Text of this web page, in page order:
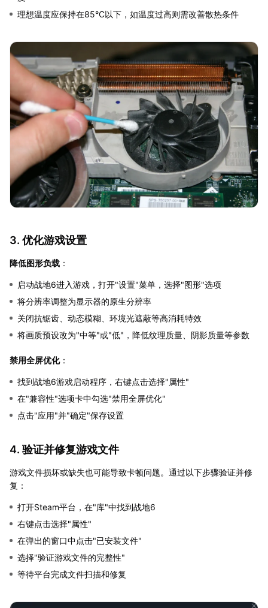
理想温度应保持在85°C以下，如温度过高则需改善散热条件
3. 优化游戏设置
降低图形负载 ：
启动战地6进入游戏，打开"设置"菜单，选择"图形"选项
将分辨率调整为显示器的原生分辨率
关闭抗锯齿、动态模糊、环境光遮蔽等高消耗特效
将画质预设改为"中等"或"低"，降低纹理质量、阴影质量等参数
禁用全屏优化：
找到战地6游戏启动程序，右键点击选择"属性"
在"兼容性"选项卡中勾选"禁用全屏优化"
点击"应用"并"确定"保存设置
4. 验证并修复游戏文件
游戏文件损坏或缺失也可能导致卡顿问题。通过以下步骤验证并修
复：
打开Steam平台，在"库"中找到战地6
右键点击选择"属性"
在弹出的窗口中点击"已安装文件"
选择"验证游戏文件的完整性"
等待平台完成文件扫描和修复